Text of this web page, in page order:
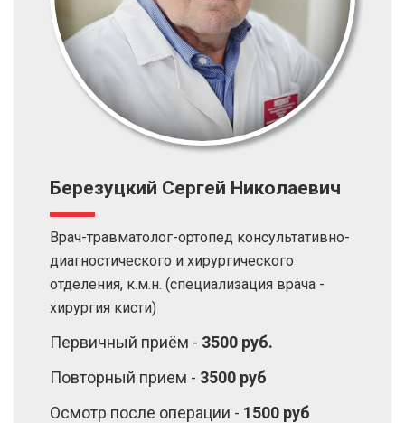
Березуцкий Сергей Николаевич
Врач-травматолог-ортопед консультативно-
диагностического и хирургического
отделения, к.м.н. (специализация врача -
хирургия кисти)
Первичный приём - 3500 руб.
Повторный прием - 3500 руб
Осмотр после операции - 1500 руб